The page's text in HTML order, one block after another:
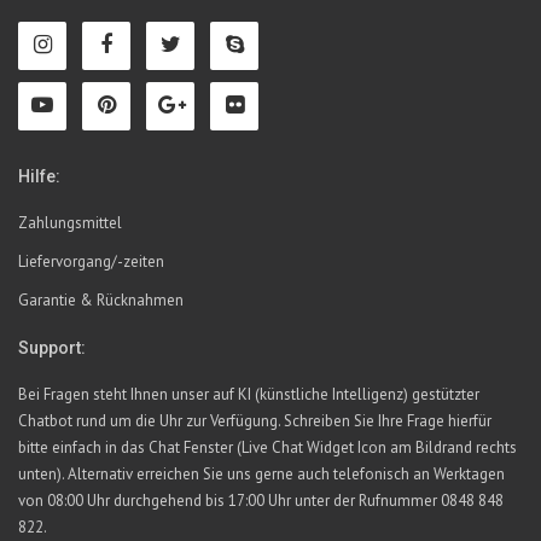
Hilfe:
Zahlungsmittel
Liefervorgang/-zeiten
Garantie & Rücknahmen
Support:
Bei Fragen steht Ihnen unser auf KI (künstliche Intelligenz) gestützter
Chatbot rund um die Uhr zur Verfügung. Schreiben Sie Ihre Frage hierfür
bitte einfach in das Chat Fenster (Live Chat Widget Icon am Bildrand rechts
unten). Alternativ erreichen Sie uns gerne auch telefonisch an Werktagen
von 08:00 Uhr durchgehend bis 17:00 Uhr unter der Rufnummer 0848 848
822.